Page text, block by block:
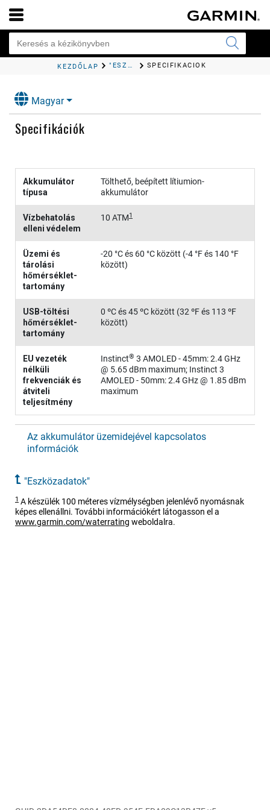
KEZDŐLAP "ESZKÖZADATOK" SPECIFIKÁCIÓK
Magyar
Specifikációk
Akkumulátor
típusa
Tölthető, beépített lítiumion-
akkumulátor
Vízbehatolás
elleni védelem
10 ATM1
Üzemi és
tárolási
hőmérséklet-
tartomány
-20 °C és 60 °C között (-4 °F és 140 °F
között)
USB-töltési
hőmérséklet-
tartomány
0 ºC és 45 ºC között (32 ºF és 113 ºF
között)
EU vezeték
nélküli
frekvenciák és
átviteli
teljesítmény
Instinct® 3 AMOLED - 45mm: 2.4 GHz
@ 5.65 dBm maximum; Instinct 3
AMOLED - 50mm: 2.4 GHz @ 1.85 dBm
maximum
Az akkumulátor üzemidejével kapcsolatos
információk
"Eszközadatok"
1 A készülék 100 méteres vízmélységben jelenlévő nyomásnak
képes ellenállni. További információkért látogasson el a
www.garmin.com/waterrating weboldalra.